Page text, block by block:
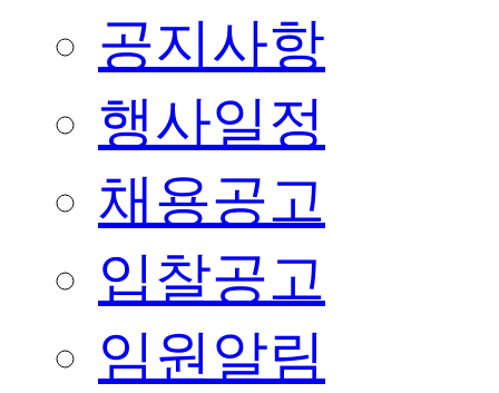
공지사항
행사일정
채용공고
입찰공고
임원알림